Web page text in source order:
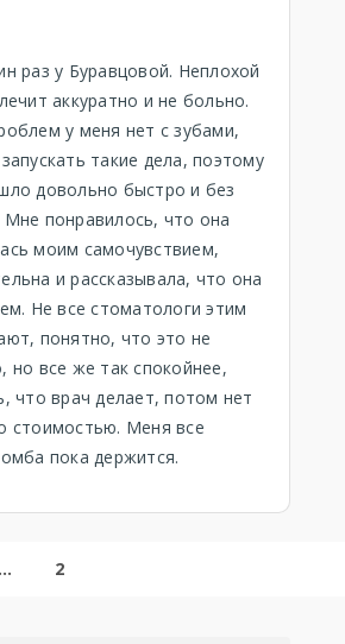
раз у Буравцовой. Неплохой
аккуратно и не больно.
у меня нет с зубами,
такие дела, поэтому
довольно быстро и без
понравилось, что она
моим самочувствием,
и рассказывала, что она
Не все стоматологи этим
понятно, что это не
но все же так спокойнее,
что врач делает, потом нет
стоимостью. Меня все
пока держится.
… 2